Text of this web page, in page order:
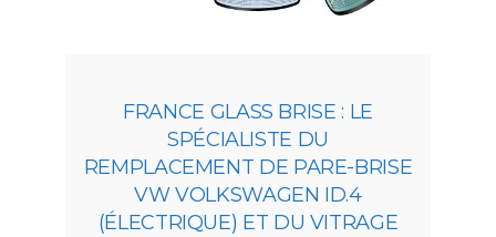
FRANCE GLASS BRISE : LE
SPÉCIALISTE DU
REMPLACEMENT DE PARE-BRISE
VW VOLKSWAGEN ID.4
(ÉLECTRIQUE) ET DU VITRAGE